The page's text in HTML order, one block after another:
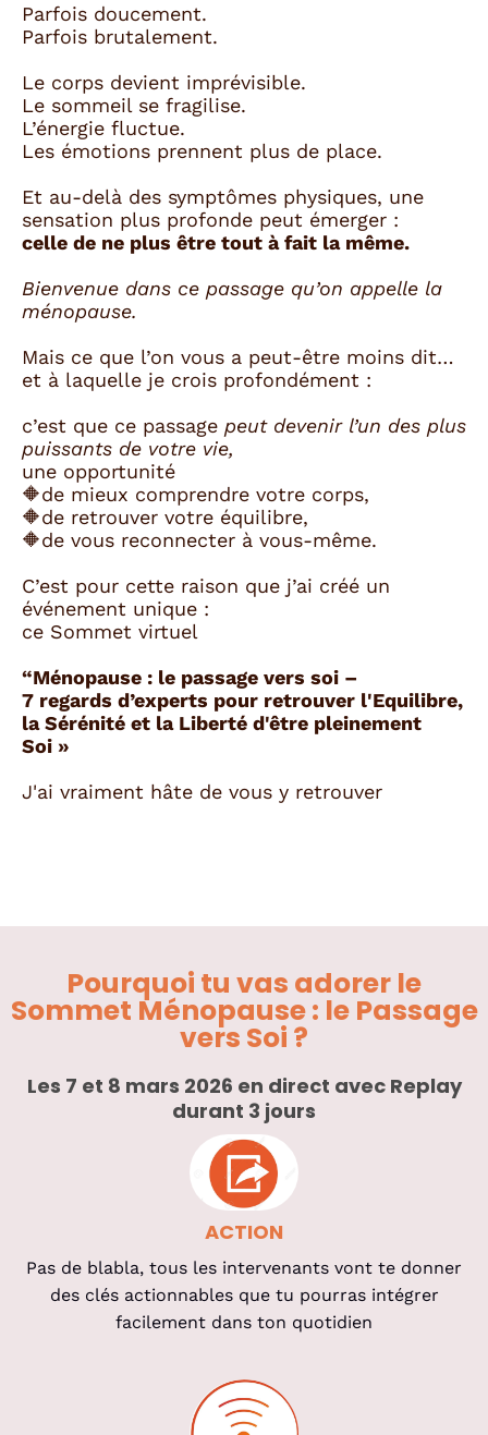
Parfois doucement.
Parfois brutalement.
Le corps devient imprévisible.
Le sommeil se fragilise.
L’énergie fluctue.
Les émotions prennent plus de place.
Et au-delà des symptômes physiques, une
sensation plus profonde peut émerger :
celle de ne plus être tout à fait la même.
Bienvenue dans ce passage qu’on appelle la
ménopause.
Mais ce que l’on vous a peut-être moins dit…
et à laquelle je crois profondément :
c’est que ce passage peut devenir l’un des plus
puissants de votre vie,
une opportunité
🔶de mieux comprendre votre corps,
🔶de retrouver votre équilibre,
🔶de vous reconnecter à vous-même.
C’est pour cette raison que j’ai créé un
événement unique :
ce Sommet virtuel
“Ménopause : le passage vers soi –
7 regards d’experts pour retrouver l'Equilibre,
la Sérénité et la Liberté d'être pleinement
Soi »
J'ai vraiment hâte de vous y retrouver
Pourquoi tu vas adorer le
Sommet Ménopause : le Passage
vers Soi ?
Les 7 et 8 mars 2026 en direct avec Replay
durant 3 jours
ACTION
Pas de blabla, tous les intervenants vont te donner
des clés actionnables que tu pourras intégrer
facilement dans ton quotidien